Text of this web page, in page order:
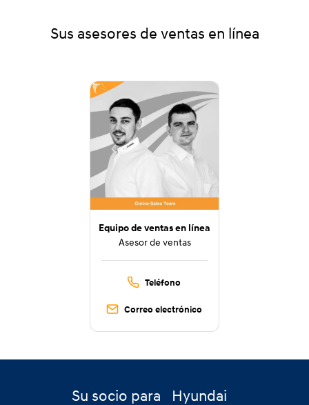
Sus asesores de ventas en línea
Equipo de ventas en línea
Asesor de ventas
Teléfono
Correo electrónico
Su socio para Hyundai